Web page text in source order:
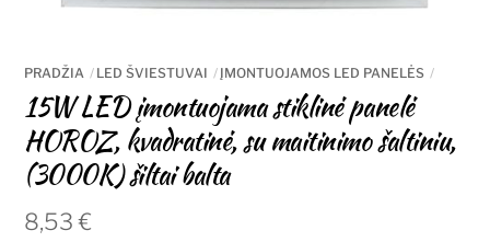
PRADŽIA LED ŠVIESTUVAI ĮMONTUOJAMOS LED PANELĖS
15W LED įmontuojama stiklinė panelė
HOROZ, kvadratinė, su maitinimo šaltiniu,
(3000K) šiltai balta
8,53€